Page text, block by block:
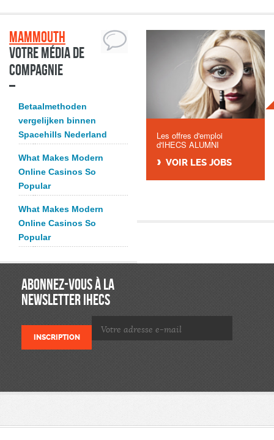
Mammouth
Votre média de
compagnie
Betaalmethoden
vergelijken binnen
Spacehills Nederland
What Makes Modern
Online Casinos So
Popular
What Makes Modern
Online Casinos So
Popular
Les offres d'emploi
d'IHECS ALUMNI
VOIR LES JOBS
ABONNEZ-VOUS À LA
NEWSLETTER IHECS